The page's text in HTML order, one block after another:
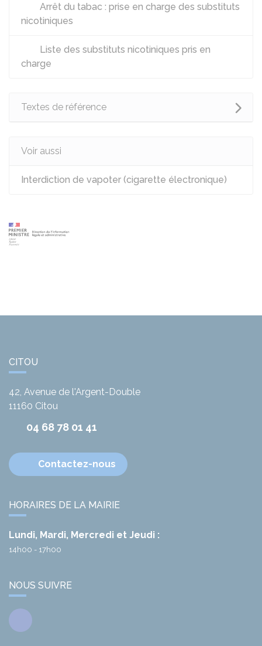
Arrêt du tabac : prise en charge des substituts
nicotiniques
Liste des substituts nicotiniques pris en
charge
Textes de référence
Voir aussi
Interdiction de vapoter (cigarette électronique)
CITOU
42, Avenue de l'Argent-Double
11160 Citou
04 68 78 01 41
Contactez-nous
HORAIRES DE LA MAIRIE
Lundi, Mardi, Mercredi et Jeudi :
14h00 - 17h00
NOUS SUIVRE
Facebook